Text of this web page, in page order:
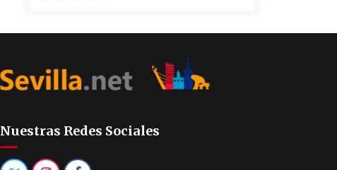
Nuestras Redes Sociales